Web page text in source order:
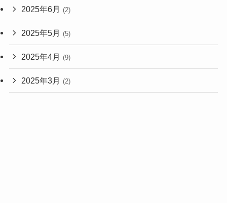
2025年6月 (2)
2025年5月 (5)
2025年4月 (9)
2025年3月 (2)